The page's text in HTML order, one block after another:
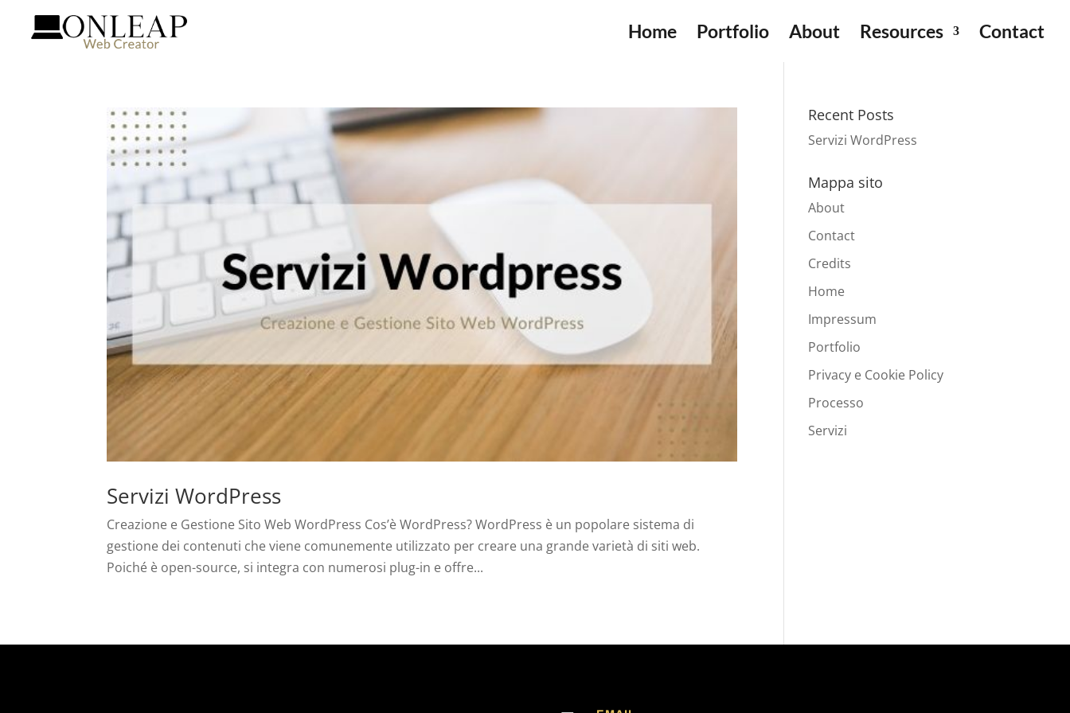
Home Portfolio About Resources Contact
Servizi WordPress
Creazione e Gestione Sito Web WordPress Cos’è WordPress? WordPress è un popolare sistema di
gestione dei contenuti che viene comunemente utilizzato per creare una grande varietà di siti web.
Poiché è open-source, si integra con numerosi plug-in e offre...
Recent Posts
Servizi WordPress
Mappa sito
About
Contact
Credits
Home
Impressum
Portfolio
Privacy e Cookie Policy
Processo
Servizi